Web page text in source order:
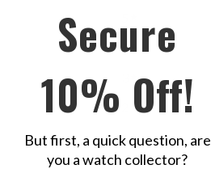
4
1
Secure
10% Off!
But first, a quick question, are
you a watch collector?